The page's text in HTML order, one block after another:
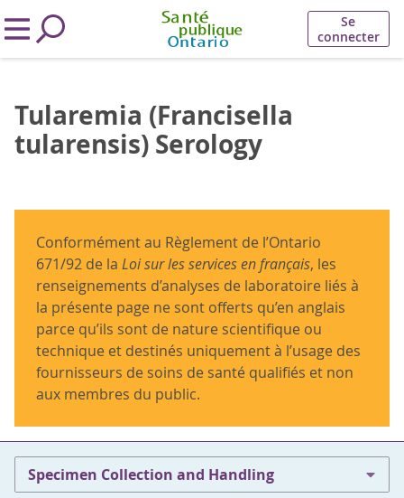
Se
connecter
Tularemia (Francisella
tularensis) Serology
Conformément au Règlement de l’Ontario
671/92 de la Loi sur les services en français, les
renseignements d’analyses de laboratoire liés à
la présente page ne sont offerts qu’en anglais
parce qu’ils sont de nature scientifique ou
technique et destinés uniquement à l’usage des
fournisseurs de soins de santé qualifiés et non
aux membres du public.
Specimen Collection and Handling